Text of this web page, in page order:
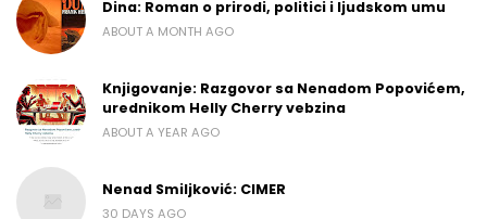
Dina: Roman o prirodi, politici i ljudskom umu
ABOUT A MONTH AGO
Knjigovanje: Razgovor sa Nenadom Popovićem,
urednikom Helly Cherry vebzina
ABOUT A YEAR AGO
Nenad Smiljković: CIMER
30 DAYS AGO